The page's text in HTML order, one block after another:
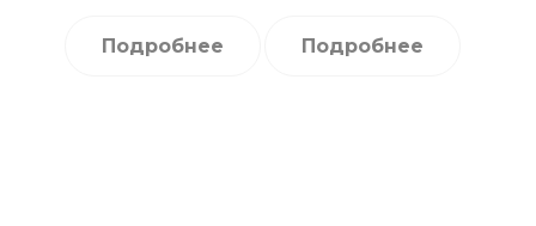
Подробнее Подробнее